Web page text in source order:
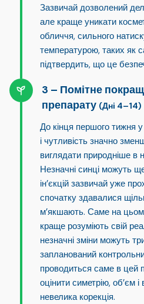
Зазвичай дозволений
але краще уникати
обличчя, сильного
температурою, таких як
підтвердить, що це
Помітне
препарату (Дні 4–14)
До кінця першого тижня у
і чутливість значно
виглядати природніше в
Незначні синці можуть
ін’єкцій зазвичай уже
спочатку здавалися
м’якшають. Саме на
краще розуміють свій
незначні зміни можуть
запланований
проводиться саме в цей
оцінити симетрію, об’єм
невелика корекція.